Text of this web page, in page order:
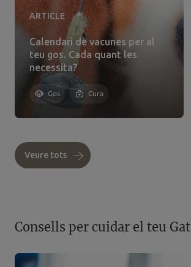
ARTICLE
Calendari de vacunes per al
teu gos. Cada quant les
necessita?
Gos Cura
Veure tots
Consells per cuidar el teu Gat